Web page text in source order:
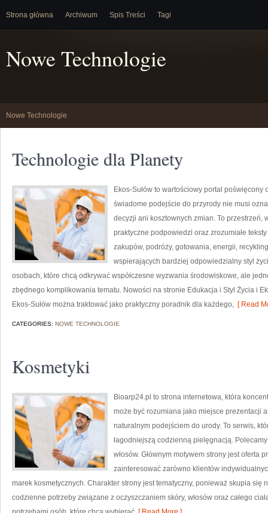
Strona główna Archiwum Spis Treści Tagi
Nowe Technologie
Nowe Technologie
Technologie dla Planety
Ekos-Sułów to wartościowy portal
świadome podejście do przyrody nie musi
decyzji ani kosztownych zmian. To przestrzeń,
praktyczne podpowiedzi oraz zrozumiałe
zakupów, podróży, gotowania, energii,
wspierających bardziej odpowiedzialny styl
osobach, które chcą odkrywać współczesne wyzwania środowiskowe, ale
zbędnego komplikowania tematu. Nowości na stronie Edukacja i Styl Życia i
Ekos-Sułów można traktować jako praktyczny poradnik dla każdego, [ Read
CATEGORIES: NOWE TECHNOLOGIE
Kosmetyki
Bioarp24.pl to strona internetowa, która
może być rozumiana jako miejsce prezentacji
naturalnym podejściem do urody. To serwis,
łagodniejszą codzienną pielęgnacją.
włosów. Głównym motywem strony jest oferta
zainteresować zarówno klientów
marek kosmetycznych. Charakter strony jest tematyczny, ponieważ skupia się
codzienne potrzeby związane z oczyszczaniem skóry, włosów oraz całego